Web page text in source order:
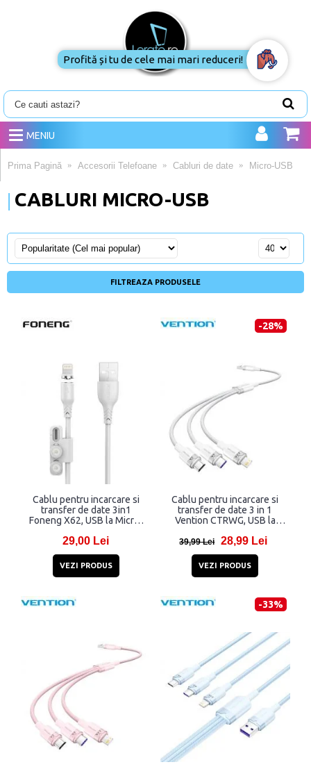
MENIU
Prima Pagină Accesorii Telefoane Cabluri de date Micro-USB
CABLURI MICRO-USB
FILTREAZA PRODUSELE
Cablu pentru incarcare si
transfer de date 3in1
Foneng X62, USB la Micro-
5A, 1 m, Alb
29,00 Lei
VEZI PRODUS
-28%
Cablu pentru incarcare si
transfer de date 3 in 1
Vention CTRWG, USB la
USB, 120W, 6A, 1.5m, 480
39,99 Lei 28,99 Lei
VEZI PRODUS
-33%
Profită și tu de cele mai mari reduceri!